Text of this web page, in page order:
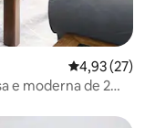
4,93 de uma
4,93 (27)
e moderna de 2